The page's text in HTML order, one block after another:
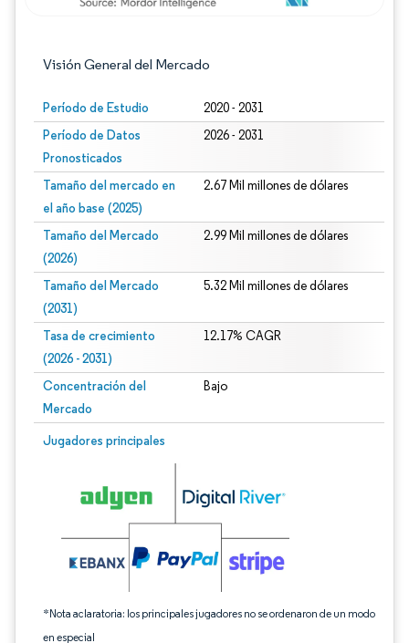
Visión General del Mercado
Período de Estudio 2020 - 2031
Período de Datos
Pronosticados
2026 - 2031
Tamaño del mercado en
el año base (2025)
2.67 Mil millones de dólares
Tamaño del Mercado
(2026)
2.99 Mil millones de dólares
Tamaño del Mercado
(2031)
5.32 Mil millones de dólares
Tasa de crecimiento
(2026 - 2031)
12.17% CAGR
Concentración del
Mercado
Bajo
Jugadores principales
*Nota aclaratoria: los principales jugadores no se ordenaron de un modo
en especial
Imagen © Mordor Intelligence. El uso requiere atribución según CC BY 4.0.